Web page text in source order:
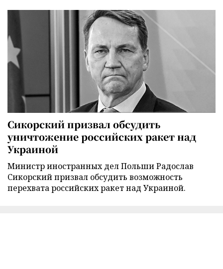
Сикорский призвал обсудить
уничтожение российских ракет над
Украиной
Министр иностранных дел Польши Радослав
Сикорский призвал обсудить возможность
перехвата российских ракет над Украиной.